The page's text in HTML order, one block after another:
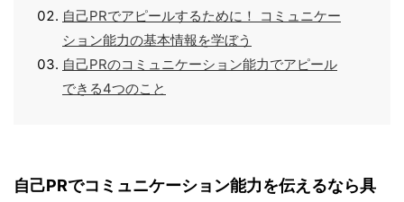
自己PRでアピールするために！ コミュニケー
ション能力の基本情報を学ぼう
自己PRのコミュニケーション能力でアピール
できる4つのこと
自己PRでコミュニケーション能力を伝えるなら具